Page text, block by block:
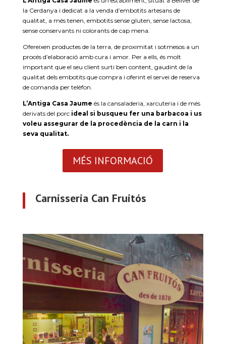
la Cerdanya i dedicat a la venda d’embotits artesans de
qualitat, a més tenen, embotits sense gluten, sense lactosa,
sense conservants ni colorants de cap mena.
Ofereixen productes de la terra, de proximitat i sotmesos a un
procés d’elaboració amb cura i amor. Per a ells, és molt
important que el seu client surti ben content, gaudint de la
qualitat dels embotits que compra i oferint el servei de reserva
de comanda per telèfon.
L’Antiga Casa Jaume és la cansaladeria, xarcuteria i de més
derivats del porc ideal si busqueu fer una barbacoa i us
voleu assegurar de la procedència de la carn i la
seva qualitat.
MÉS INFORMACIÓ
Carnisseria Can Fruitós